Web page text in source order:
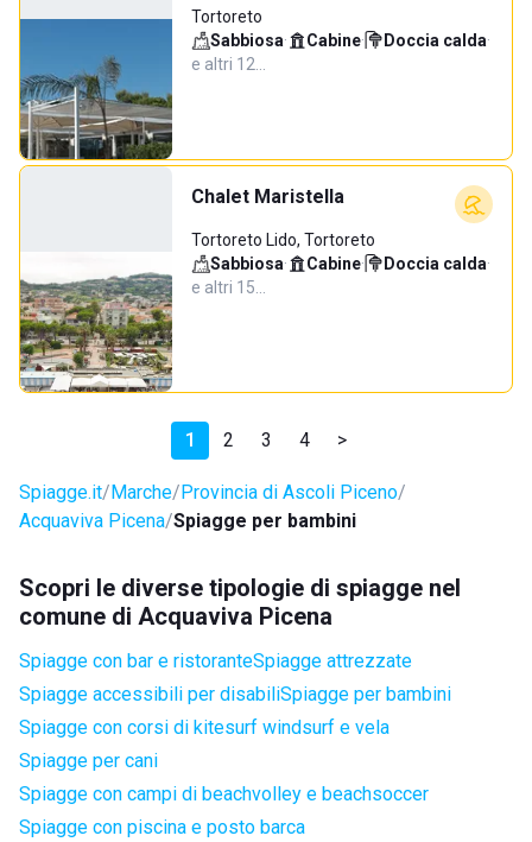
Tortoreto
Sabbiosa· Cabine· Doccia calda·
e altri 12…
Chalet Maristella
Tortoreto Lido, Tortoreto
Sabbiosa· Cabine· Doccia calda·
e altri 15…
1 2 3 4 >
Spiagge.it Marche Provincia di Ascoli Piceno
Acquaviva Picena Spiagge per bambini
Scopri le diverse tipologie di spiagge nel
comune di Acquaviva Picena
Spiagge con bar e ristoranteSpiagge attrezzate
Spiagge accessibili per disabiliSpiagge per bambini
Spiagge con corsi di kitesurf windsurf e vela
Spiagge per cani
Spiagge con campi di beachvolley e beachsoccer
Spiagge con piscina e posto barca